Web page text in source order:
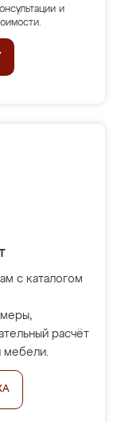
и
с каталогом
расчёт
мебели.